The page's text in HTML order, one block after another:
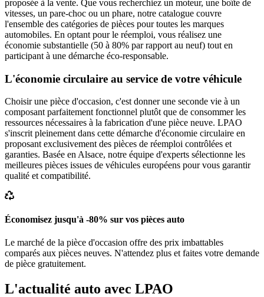
proposée à la vente. Que vous recherchiez un moteur, une boîte de
vitesses, un pare-choc ou un phare, notre catalogue couvre
l'ensemble des catégories de pièces pour toutes les marques
automobiles. En optant pour le réemploi, vous réalisez une
économie substantielle (50 à 80% par rapport au neuf) tout en
participant à une démarche éco-responsable.
L'économie circulaire au service de votre véhicule
Choisir une pièce d'occasion, c'est donner une seconde vie à un
composant parfaitement fonctionnel plutôt que de consommer les
ressources nécessaires à la fabrication d'une pièce neuve. LPAO
s'inscrit pleinement dans cette démarche d'économie circulaire en
proposant exclusivement des pièces de réemploi contrôlées et
garanties. Basée en Alsace, notre équipe d'experts sélectionne les
meilleures pièces issues de véhicules européens pour vous garantir
qualité et compatibilité.
Économisez jusqu'à -80% sur vos pièces auto
Le marché de la pièce d'occasion offre des prix imbattables
comparés aux pièces neuves. N'attendez plus et faites votre demande
de pièce gratuitement.
L'actualité auto avec LPAO